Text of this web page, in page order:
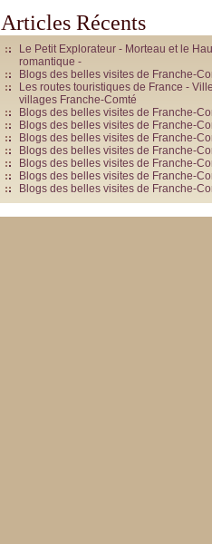
Articles Récents
Le Petit Explorateur - Morteau et le
romantique -
Blogs des belles visites de Franche-
Les routes touristiques de France -
villages Franche-Comté
Blogs des belles visites de Franche-
Blogs des belles visites de Franche-
Blogs des belles visites de Franche-
Blogs des belles visites de Franche-
Blogs des belles visites de Franche-
Blogs des belles visites de Franche-
Blogs des belles visites de Franche-